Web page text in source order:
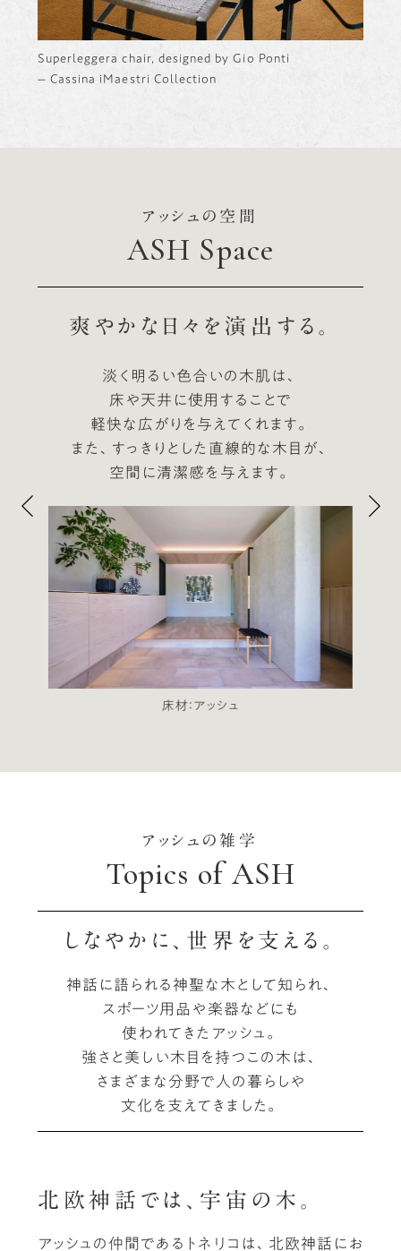
Superleggera chair, designed by Gio Ponti
– Cassina iMaestri Collection
アッシュの空間
ASH Space
爽やかな日々を演出する。
淡く明るい色合いの木肌は、
床や天井に使用することで
軽快な広がりを与えてくれます。
また、すっきりとした直線的な木目が、
空間に清潔感を与えます。
床材：アッシュ
アッシュの雑学
Topics of ASH
しなやかに、世界を支える。
神話に語られる神聖な木として知られ、
スポーツ用品や楽器などにも
使われてきたアッシュ。
強さと美しい木目を持つこの木は、
さまざまな分野で人の暮らしや
文化を支えてきました。
北欧神話では、宇宙の木。
アッシュの仲間であるトネリコは、北欧神話にお